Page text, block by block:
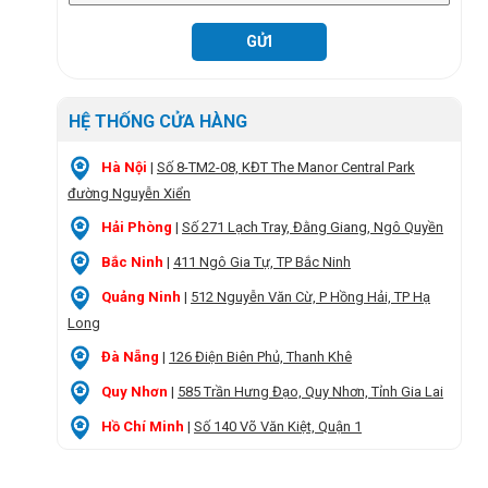
HỆ THỐNG CỬA HÀNG
Hà Nội | Số 8-TM2-08, KĐT The Manor Central Park
đường Nguyễn Xiển
Hải Phòng | Số 271 Lạch Tray, Đằng Giang, Ngô Quyền
Bắc Ninh | 411 Ngô Gia Tự, TP Bắc Ninh
Quảng Ninh | 512 Nguyễn Văn Cừ, P Hồng Hải, TP Hạ
Long
Đà Nẵng | 126 Điện Biên Phủ, Thanh Khê
Quy Nhơn | 585 Trần Hưng Đạo, Quy Nhơn, Tỉnh Gia Lai
Hồ Chí Minh | Số 140 Võ Văn Kiệt, Quận 1